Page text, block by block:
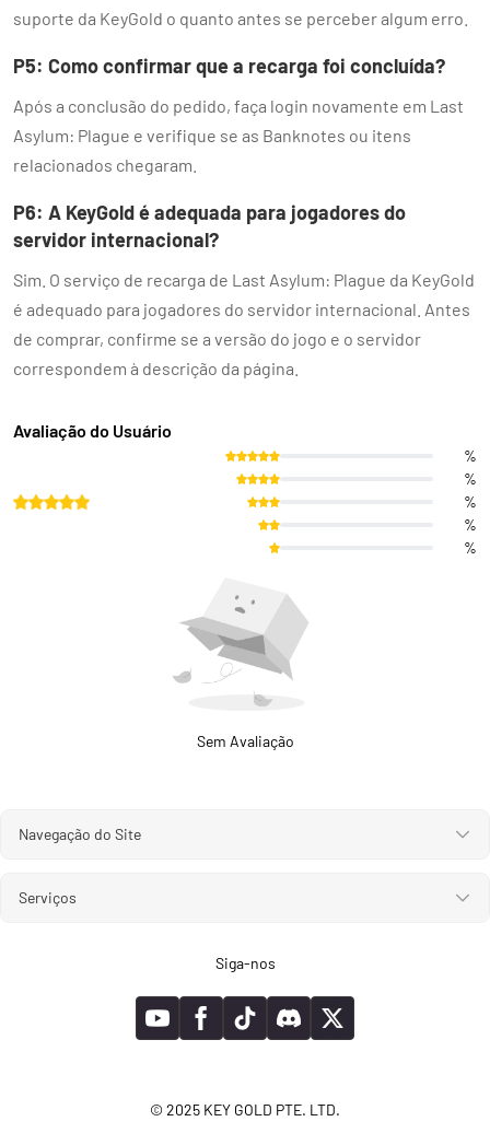
suporte da KeyGold o quanto antes se perceber algum erro.
P5: Como confirmar que a recarga foi concluída?
Após a conclusão do pedido, faça login novamente em Last
Asylum: Plague e verifique se as Banknotes ou itens
relacionados chegaram.
P6: A KeyGold é adequada para jogadores do
servidor internacional?
Sim. O serviço de recarga de Last Asylum: Plague da KeyGold
é adequado para jogadores do servidor internacional. Antes
de comprar, confirme se a versão do jogo e o servidor
correspondem à descrição da página.
Avaliação do Usuário
%
%
%
%
%
Sem Avaliação
Navegação do Site
Serviços
Siga-nos
© 2025 KEY GOLD PTE. LTD.